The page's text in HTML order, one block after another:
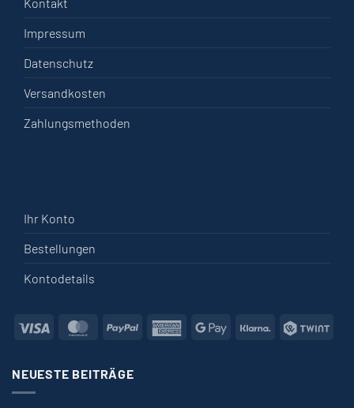
Impressum
Datenschutz
Versandkosten
Zahlungsmethoden
Ihr Konto
Bestellungen
Kontodetails
Visa MasterCardPayPal
AmericanGoogle
Klarna
NEUESTE BEITRÄGE